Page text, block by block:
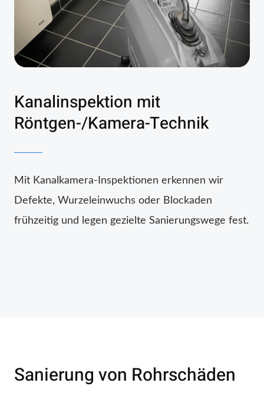
Kanalinspektion mit
Röntgen-/Kamera-Technik
Mit Kanalkamera-Inspektionen erkennen wir
Defekte, Wurzeleinwuchs oder Blockaden
frühzeitig und legen gezielte Sanierungswege fest.
Sanierung von Rohrschäden